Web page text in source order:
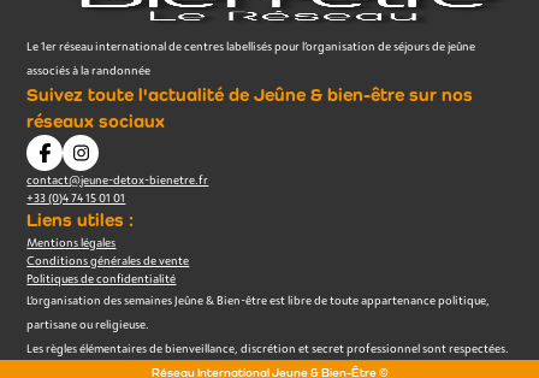
Le 1er réseau international de centres labellisés pour l’organisation de séjours de jeûne
associés à la randonnée
Suivez toute l'actualité de Jeûne & bien-être sur nos
réseaux sociaux
contact@jeune-detox-bienetre.fr
+33 (0)4 74 15 01 01
Liens utiles :
Mentions légales
Conditions générales de vente
Politiques de confidentialité
L’organisation des semaines Jeûne & Bien-être est libre de toute appartenance politique,
partisane ou religieuse.
Les règles élémentaires de bienveillance, discrétion et secret professionnel sont respectées.
Réseau International Jeune & Bien-Être ©